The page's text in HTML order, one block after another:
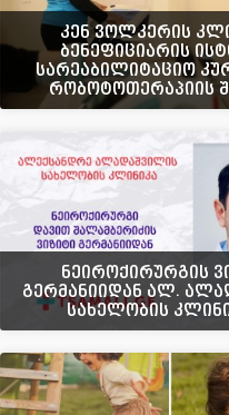
კენ ვოლკერის
ბენეფიციარის
სარეაბილიტაციო
რობოტოთერაპიის
ნეიროქირურგის
გერმანიიდან ალ.
სახელობის